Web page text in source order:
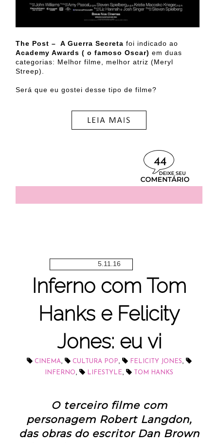
The Post – A Guerra Secreta foi indicado ao
Academy Awards ( o famoso Oscar) em duas
categorias: Melhor filme, melhor atriz (Meryl
Streep).
Será que eu gostei desse tipo de filme?
44
5.11.16
Inferno com Tom
Hanks e Felicity
Jones: eu vi
CINEMA CULTURA POP FELICITY JONES
INFERNO LIFESTYLE TOM HANKS
O terceiro filme com
personagem Robert Langdon,
das obras do escritor Dan Brown